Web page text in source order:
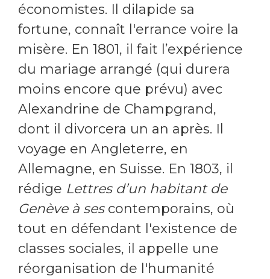
économistes. Il dilapide sa
fortune, connaît l'errance voire la
misère. En 1801, il fait l’expérience
du mariage arrangé (qui durera
moins encore que prévu) avec
Alexandrine de Champgrand,
dont il divorcera un an après. Il
voyage en Angleterre, en
Allemagne, en Suisse. En 1803, il
rédige Lettres d’un habitant de
Genève à ses contemporains, où
tout en défendant l'existence de
classes sociales, il appelle une
réorganisation de l'humanité